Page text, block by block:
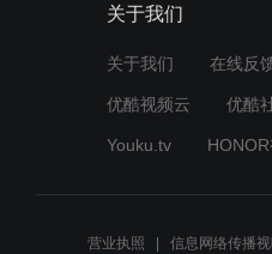
关于我们
关于我们 在线反
优酷视频云 优酷
Youku.tv
营业执照 信息网络传播